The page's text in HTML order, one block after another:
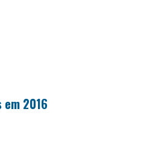
2016